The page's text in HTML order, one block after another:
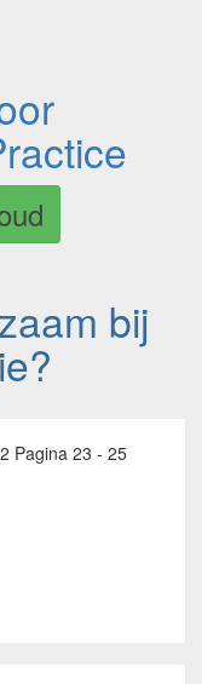
bij
Pagina 23 - 25